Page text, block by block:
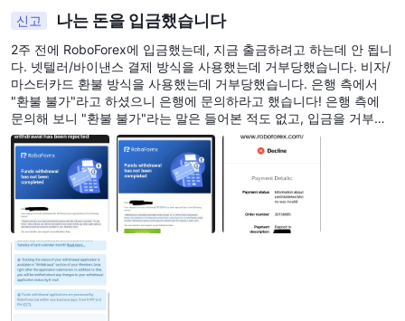
신고 나는 돈을 입금했습니다
2주 전에 RoboForex에 입금했는데, 지금 출금하려고 하는데 안 됩니
다. 넷텔러/바이낸스 결제 방식을 사용했는데 거부당했습니다. 비자/
마스터카드 환불 방식을 사용했는데 거부당했습니다. 은행 측에서
"환불 불가"라고 하셨으니 은행에 문의하라고 했습니다! 은행 측에
문의해 보니 "환불 불가"라는 말은 들어본 적도 없고, 입금을 거부하
지도 않을 거라고 했습니다. 비자/마스터카드 결제 방식을 사용했는
데 (새로운 비자/마스터카드를 승인해야 합니다) 0.1달러를 입금했는
데 거부당했습니다! (저는 마스터카드만 가지고 있습니다!) 여러 번
거래하고 마스터카드로 입금해서 수익을 냈습니다!